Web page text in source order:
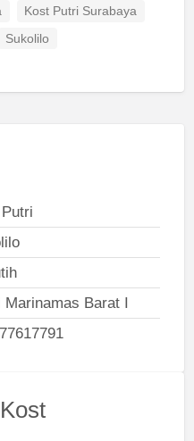
Kost Putri Surabaya
Sukolilo
Marinamas Barat I